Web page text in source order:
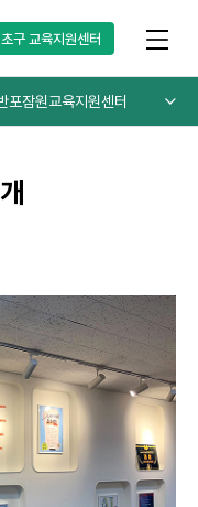
구교육지원센터
포잠원교육지원센터